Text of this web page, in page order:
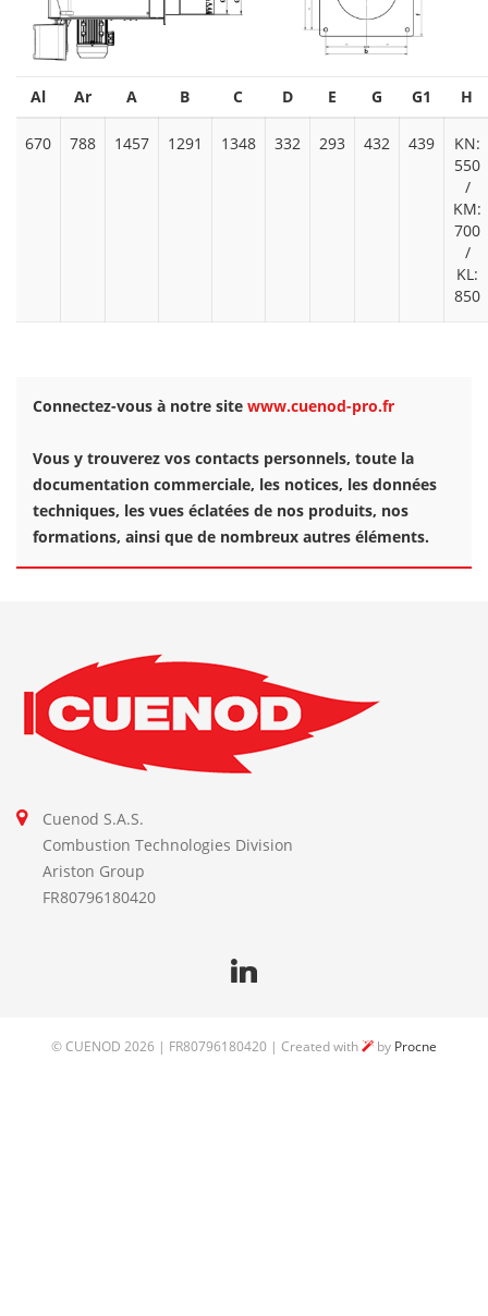
Al Ar A B C D E G G1 H
670 788 1457 1291 1348 332 293 432 439
KN:
550
/
KM:
700
/
KL:
850
Connectez-vous à notre site www.cuenod-pro.fr
Vous y trouverez vos contacts personnels, toute la
documentation commerciale, les notices, les données
techniques, les vues éclatées de nos produits, nos
formations, ainsi que de nombreux autres éléments.
Cuenod S.A.S.
Combustion Technologies Division
Ariston Group
FR80796180420
©CUENOD 2026 | FR80796180420 | Created with by Procne